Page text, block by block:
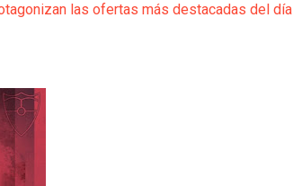
las ofertas más destacadas del día